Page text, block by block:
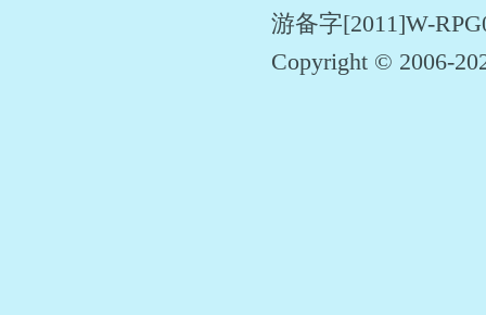
游备字[2011]W-
Copyright © 2006-